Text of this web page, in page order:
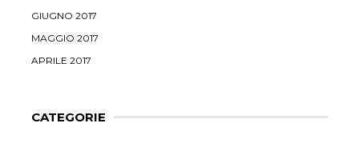
GIUGNO 2017
MAGGIO 2017
APRILE 2017
CATEGORIE